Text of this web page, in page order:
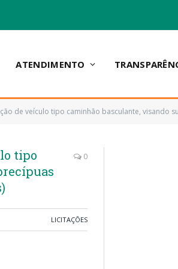
ATENDIMENTO
caminhão basculante, visando suprir as necessidades precípuas da
tipo
0
LICITAÇÕES